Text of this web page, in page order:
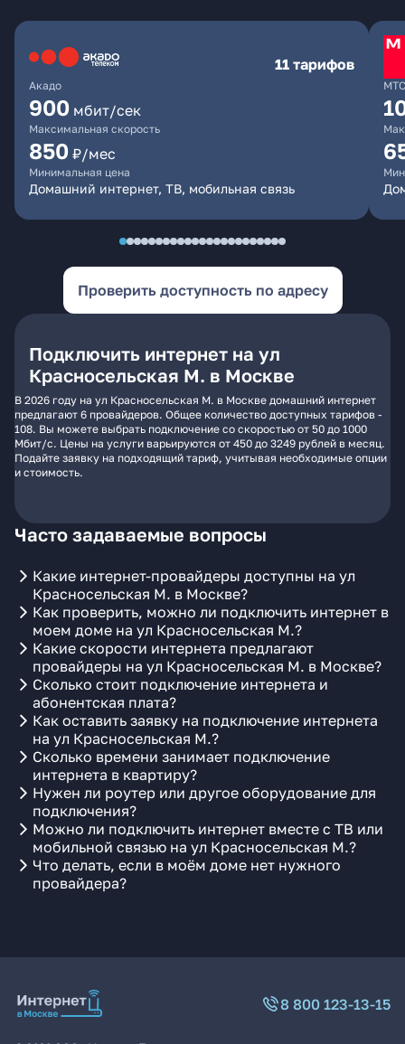
Акадо
11 тарифов
900 мбит/сек
Максимальная скорость
850 ₽/мес
Минимальная цена
Домашний интернет, ТВ, мобильная связь
МТС
Проверить доступность по адресу
Подключить интернет на ул
Красносельская М. в Москве
В 2026 году на ул Красносельская М. в Москве домашний интернет
предлагают 6 провайдеров. Общее количество доступных тарифов -
108. Вы можете выбрать подключение со скоростью от 50 до 1000
Мбит/с. Цены на услуги варьируются от 450 до 3249 рублей в месяц.
Подайте заявку на подходящий тариф, учитывая необходимые опции
и стоимость.
Часто задаваемые вопросы
Какие интернет-провайдеры доступны на ул
Красносельская М. в Москве?
Как проверить, можно ли подключить интернет в
моем доме на ул Красносельская М.?
Какие скорости интернета предлагают
провайдеры на ул Красносельская М. в Москве?
Сколько стоит подключение интернета и
абонентская плата?
Как оставить заявку на подключение интернета
на ул Красносельская М.?
Сколько времени занимает подключение
интернета в квартиру?
Нужен ли роутер или другое оборудование для
подключения?
Можно ли подключить интернет вместе с ТВ или
мобильной связью на ул Красносельская М.?
Что делать, если в моём доме нет нужного
провайдера?
8 800 123-13-15